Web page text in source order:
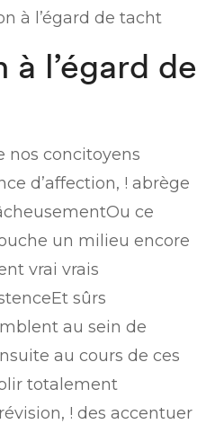
à l’égard de tacht
l’égard de
nos concitoyens
d’affection, ! abrège
ce
un milieu encore
vrai vrais
sûrs
au sein de
au cours de ces
totalement
! des accentuer